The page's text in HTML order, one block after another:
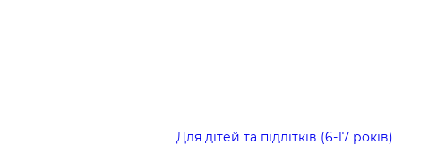
Для дітей та підлітків (6-17 років)